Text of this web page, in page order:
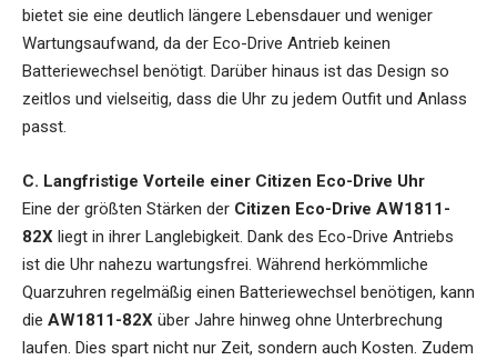
bietet sie eine deutlich längere Lebensdauer und weniger
Wartungsaufwand, da der Eco-Drive Antrieb keinen
Batteriewechsel benötigt. Darüber hinaus ist das Design so
zeitlos und vielseitig, dass die Uhr zu jedem Outfit und Anlass
passt.
C. Langfristige Vorteile einer Citizen Eco-Drive Uhr
Eine der größten Stärken der Citizen Eco-Drive AW1811-
82X liegt in ihrer Langlebigkeit. Dank des Eco-Drive Antriebs
ist die Uhr nahezu wartungsfrei. Während herkömmliche
Quarzuhren regelmäßig einen Batteriewechsel benötigen, kann
die AW1811-82X über Jahre hinweg ohne Unterbrechung
laufen. Dies spart nicht nur Zeit, sondern auch Kosten. Zudem